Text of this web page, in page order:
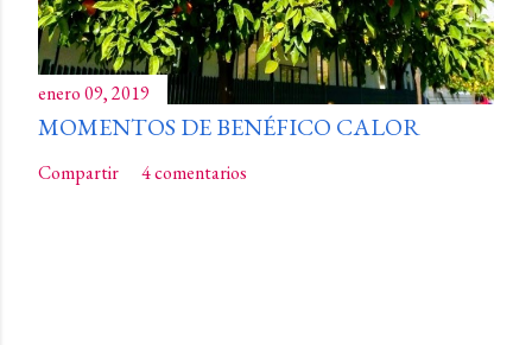
enero 09, 2019
MOMENTOS DE BENÉFICO CALOR
Compartir 4 comentarios